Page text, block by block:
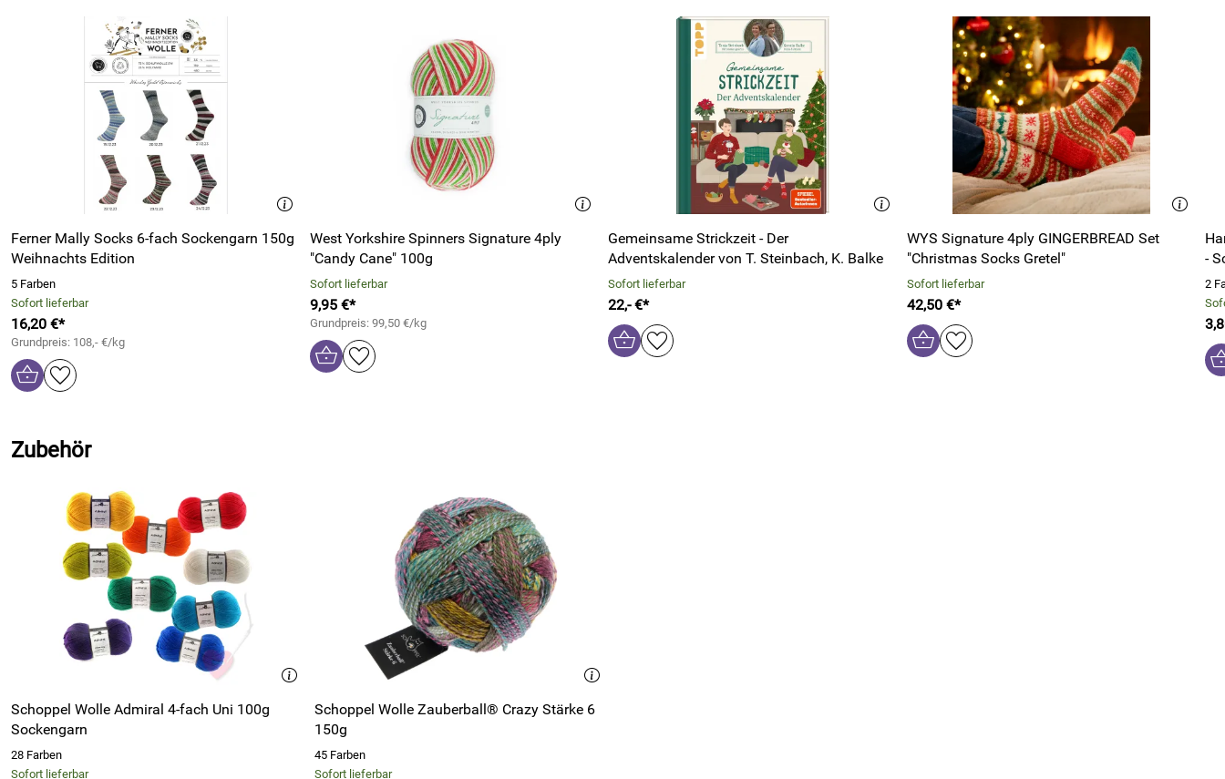
Ferner Mally Socks 6-fach Sockengarn 150g
Weihnachts Edition
5 Farben
Sofort lieferbar
16,20 €*
Grundpreis: 108,- €/kg
West Yorkshire Spinners Signature 4ply
"Candy Cane" 100g
Sofort lieferbar
9,95 €*
Grundpreis: 99,50 €/kg
Gemeinsame Strickzeit - Der
Adventskalender von T. Steinbach, K. Balke
Sofort lieferbar
22,- €*
WYS Signature 4ply GINGERBREAD Set
"Christmas Socks Gretel"
Sofort lieferbar
42,50 €*
-
2
Zubehör
Schoppel Wolle Admiral 4-fach Uni 100g
Sockengarn
28 Farben
Sofort lieferbar
Schoppel Wolle Zauberball® Crazy Stärke 6
150g
45 Farben
Sofort lieferbar